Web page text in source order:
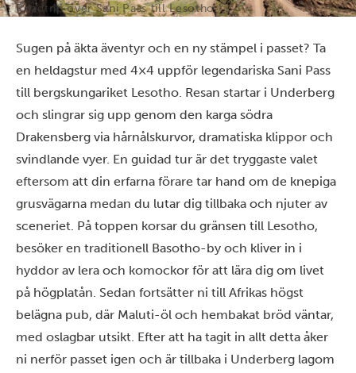
Roadtrip över Sani Pass till Lesotho
Sugen på äkta äventyr och en ny stämpel i passet? Ta
en heldagstur med 4×4 uppför legendariska Sani Pass
till bergskungariket Lesotho. Resan startar i Underberg
och slingrar sig upp genom den karga södra
Drakensberg via hårnålskurvor, dramatiska klippor och
svindlande vyer. En guidad tur är det tryggaste valet
eftersom att din erfarna förare tar hand om de knepiga
grusvägarna medan du lutar dig tillbaka och njuter av
sceneriet. På toppen korsar du gränsen till Lesotho,
besöker en traditionell Basotho-by och kliver in i
hyddor av lera och komockor för att lära dig om livet
på högplatån. Sedan fortsätter ni till Afrikas högst
belägna pub, där Maluti-öl och hembakat bröd väntar,
med oslagbar utsikt. Efter att ha tagit in allt detta åker
ni nerför passet igen och är tillbaka i Underberg lagom